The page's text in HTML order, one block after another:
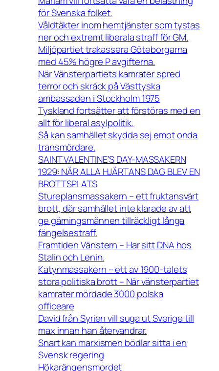
för Svenska folket.
Våldtäkter inom hemtjänster som tystas
ner och extremt liberala straff för GM.
Miljöpartiet trakassera Göteborgarna
med 45% högre P avgifterna.
När Vänsterpartiets kamrater spred
terror och skräck på Västtyska
ambassaden i Stockholm 1975
Tyskland fortsätter att förstöras med en
allt för liberal asylpolitik.
Så kan samhället skydda sej emot onda
transmördare.
SAINT VALENTINE’S DAY-MASSAKERN
1929: NÄR ALLA HJÄRTANS DAG BLEV EN
BROTTSPLATS
Stureplansmassakern – ett fruktansvärt
brott, där samhället inte klarade av att
ge gärningsmännen tillräckligt långa
fängelsestraff.
Framtiden Vänstern – Har sitt DNA hos
Stalin och Lenin.
Katynmassakern – ett av 1900-talets
stora politiska brott – När vänsterpartiet
kamrater mördade 3000 polska
officeare
David från Syrien vill suga ut Sverige till
max innan han återvandrar.
Snart kan marxismen bödlar sitta i en
Svensk regering
Hökarängensmordet